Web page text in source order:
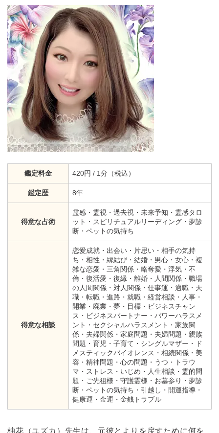
鑑定料金 420円 / 1分（税込）
鑑定歴 8年
得意な占術
霊感・霊視・過去視・未来予知・霊感タロ
ット・スピリチュアルリーディング・夢診
断・ペットの気持ち
得意な相談
恋愛成就・出会い・片思い・相手の気持
ち・相性・縁結び・結婚・男心・女心・複
雑な恋愛・三角関係・略奪愛・浮気・不
倫・復活愛・復縁・離婚・人間関係・職場
の人間関係・対人関係・仕事運・適職・天
職・転職・進路・就職・経営相談・人事・
開業・廃業・夢・目標・ビジネスチャン
ス・ビジネスパートナー・パワーハラスメ
ント・セクシャルハラスメント・家族関
係・夫婦関係・家庭問題・夫婦問題・親族
問題・育児・子育て・シングルマザー・ド
メスティックバイオレンス・相続関係・美
容・精神問題・心の問題・うつ・トラウ
マ・ストレス・いじめ・人生相談・霊的問
題・ご先祖様・守護霊様・お墓参り・夢診
断・ペットの気持ち・引越し・開運指導・
健康運・金運・金銭トラブル
柚花（ユズカ）先生は、元彼とよりを戻すために何を